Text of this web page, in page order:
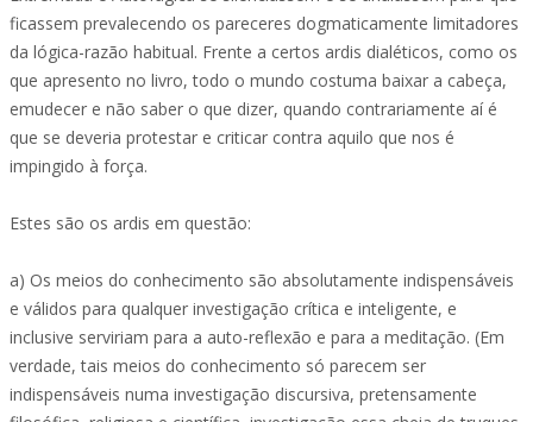
ficassem prevalecendo os pareceres dogmaticamente limitadores
da lógica-razão habitual. Frente a certos ardis dialéticos, como os
que apresento no livro, todo o mundo costuma baixar a cabeça,
emudecer e não saber o que dizer, quando contrariamente aí é
que se deveria protestar e criticar contra aquilo que nos é
impingido à força.
Estes são os ardis em questão:
a) Os meios do conhecimento são absolutamente indispensáveis
e válidos para qualquer investigação crítica e inteligente, e
inclusive serviriam para a auto-reflexão e para a meditação. (Em
verdade, tais meios do conhecimento só parecem ser
indispensáveis numa investigação discursiva, pretensamente